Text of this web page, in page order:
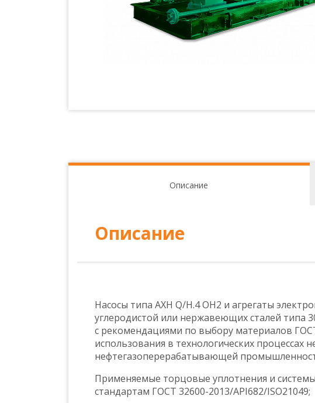
Описание
Описание
Насосы типа АХН Q/H.4 OH2 и агрегаты
углеродистой или нержавеющих сталей типа
с рекомендациями по выбору материалов
использования в технологических процессах
нефтегазоперерабатывающей
Применяемые торцовые уплотнения и
стандартам ГОСТ 32600-2013/API682/ISO21049;